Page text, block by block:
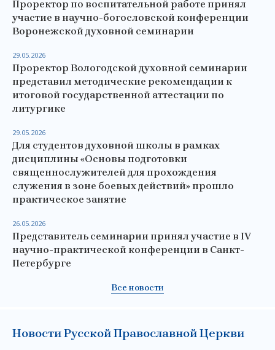
Проректор по воспитательной работе принял
участие в научно-богословской конференции
Воронежской духовной семинарии
Проректор Вологодской духовной семинарии
представил методические рекомендации к
итоговой государственной аттестации по
литургике
29.05.2026
Для студентов духовной школы в рамках
дисциплины «Основы подготовки
священнослужителей для прохождения
служения в зоне боевых действий» прошло
практическое занятие
29.05.2026
Представитель семинарии принял участие в IV
научно-практической конференции в Санкт-
Петербурге
26.05.2026
Все новости
Новости Русской Православной Церкви